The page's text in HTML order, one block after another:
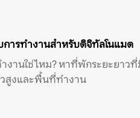
ารทำงานสำหรับดิจิทัลโนแมด
งานใช่ไหม? หาที่พักระยะยาวที่
วสูงและพื้นที่ทำงาน